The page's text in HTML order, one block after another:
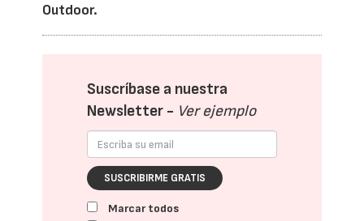
Outdoor.
Suscríbase a nuestra
Newsletter - Ver ejemplo
SUSCRIBIRME GRATIS
Marcar todos